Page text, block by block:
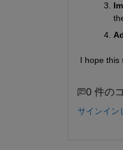
I hope this
0 件の
サインイン